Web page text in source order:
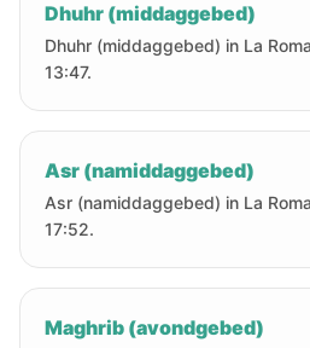
Dhuhr (middaggebed)
Dhuhr (middaggebed) in La
13:47.
Asr (namiddaggebed)
Asr (namiddaggebed) in La
17:52.
Maghrib (avondgebed)